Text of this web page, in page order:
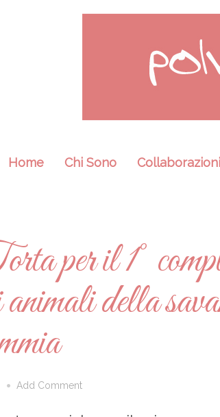
Home Chi Sono Collaborazioni
per il 1°
della
Add Comment